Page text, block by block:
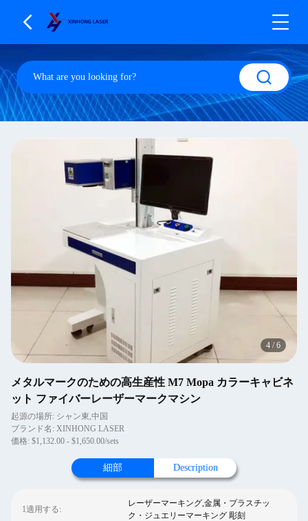
4 /6
メタルマークのための高生産性 M7 Mopa カラーキャビネ
ット ファイバーレーザーマークマシン
起源の場所: シャン東,中国
ブランド名: XINHONG LASER
価格: $1,132.00 - $1,650.00/sets
細部 Description
1適用する:
レーザーマーキング,金属・プラスチッ
ク・ジュエリーマーキング 彫刻